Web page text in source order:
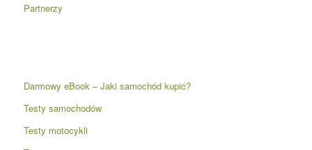
Partnerzy
Darmowy eBook – Jaki samochód kupić?
Testy samochodów
Testy motocykli